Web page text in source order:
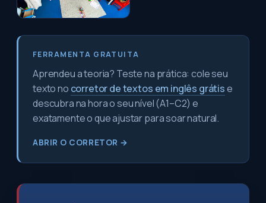
FERRAMENTA GRATUITA
Aprendeu a teoria? Teste na prática: cole seu
texto no corretor de textos em inglês grátise
descubra na hora o seu nível (A1–C2) e
exatamente o que ajustar para soar natural.
ABRIR O CORRETOR →